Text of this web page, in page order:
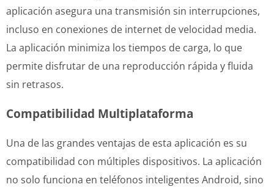
aplicación asegura una transmisión sin interrupciones,
incluso en conexiones de internet de velocidad media.
La aplicación minimiza los tiempos de carga, lo que
permite disfrutar de una reproducción rápida y fluida
sin retrasos.
Compatibilidad Multiplataforma
Una de las grandes ventajas de esta aplicación es su
compatibilidad con múltiples dispositivos. La aplicación
no solo funciona en teléfonos inteligentes Android, sino